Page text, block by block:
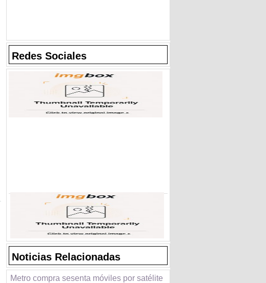
Redes Sociales
Noticias Relacionadas
Metro compra sesenta móviles por satélite